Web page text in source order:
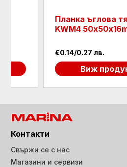
Планка ъглова
KWM4
€0.14/0.27 лв.
Виж
Контакти
Свържи се с нас
Магазини и сервизи